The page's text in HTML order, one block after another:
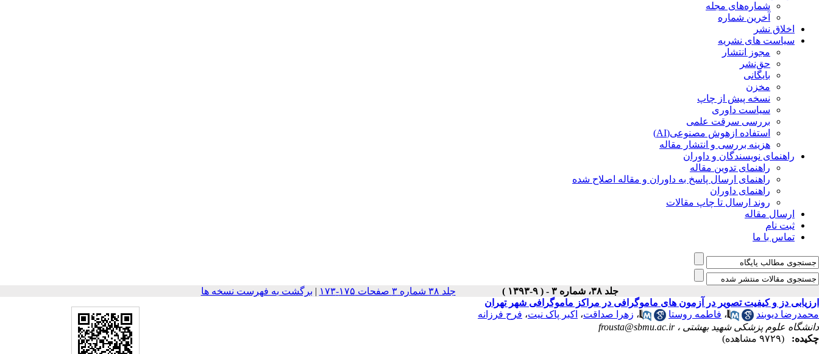
شماره‌های مجله
آخرین شماره
اخلاق نشر
سیاست های نشریه
مجوز انتشار
حق‌نشر
بایگانی
مخزن
نسخه پیش از چاپ
سیاست داوری
بررسی سرقت علمی
استفاده ازهوش مصنوعی(AI)
هزینه بررسی و انتشار مقاله
راهنمای نویسندگان و داوران
راهنمای تدوین مقاله
راهنمای ارسال پاسخ به داوران و مقاله اصلاح شده
راهنمای داوران
روند ارسال تا چاپ مقالات
ارسال مقاله
ثبت نام
تماس با ما
جلد ۳۸، شماره ۳ - ( ۹-۱۳۹۳ ) جلد ۳۸ شماره ۳ صفحات ۱۷۵-۱۷۳ | برگشت به فهرست نسخه ها
ارزیابی دز و کیفیت تصویر در آزمون های ماموگرافی در مراکز ماموگرافی شهر تهران
محمدرضا دیوبند
، فاطمه روستا ، زهرا صداقت، اکبر پاک نیت، فرح فرزانه
دانشگاه علوم پزشکی شهید بهشتی ،frousta@sbmu.ac.ir
چکیده:
(۹۷۲۹ مشاهده)